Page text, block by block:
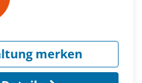
merken